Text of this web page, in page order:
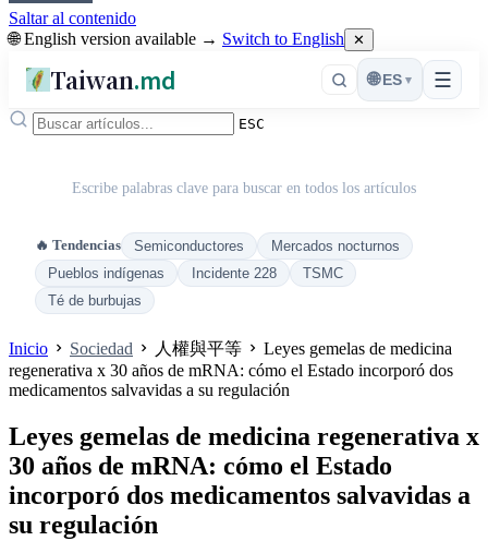
Saltar al contenido
🌐 English version available → Switch to English ✕
Taiwan.md ☰
🌐 ES ▾
ESC
Escribe palabras clave para buscar en todos los artículos
🔥 Tendencias Semiconductores
Mercados nocturnos
Pueblos indígenas
Incidente 228
TSMC
Té de burbujas
Inicio Sociedad 人權與平等
Leyes gemelas de medicina
regenerativa x 30 años de mRNA: cómo el Estado incorporó dos
medicamentos salvavidas a su regulación
Leyes gemelas de medicina regenerativa x
30 años de mRNA: cómo el Estado
incorporó dos medicamentos salvavidas a
su regulación